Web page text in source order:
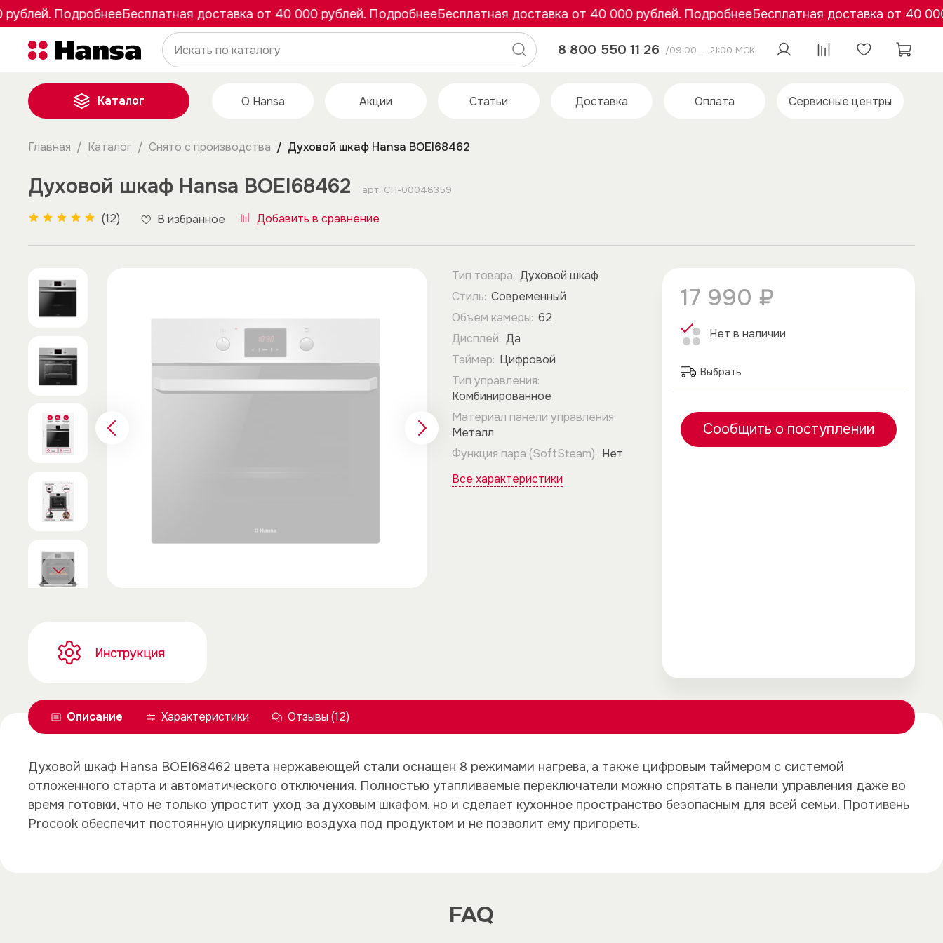
ПодробнееБесплатная доставка от 40 000 рублей. ПодробнееБесплатная доставка от 40 000 рублей. ПодробнееБесплатная доставка от 40 000
8 800 550 11 26 /09:00 — 21:00 МСК
Каталог О Hansa Акции Статьи Доставка Оплата Сервисные центры
Главная Каталог Снято с производства Духовой шкаф Hansa BOEI68462
×
Духовой шкаф Hansa BOEI68462 арт. СП-00048359
(12) В избранное Добавить в сравнение
17 990 ₽
Нет в наличии
Выбрать
Сообщить о поступлении
Тип товара: Духовой шкаф
Стиль: Современный
Объем камеры: 62
Дисплей: Да
Таймер: Цифровой
Тип управления:
Комбинированное
Материал панели управления:
Металл
Функция пара (SoftSteam): Нет
Все характеристики
×
Описание Характеристики Отзывы (12)
Духовой шкаф Hansa BOEI68462 цвета нержавеющей стали оснащен 8 режимами нагрева, а также цифровым таймером с системой
отложенного старта и автоматического отключения. Полностью утапливаемые переключатели можно спрятать в панели управления даже во
время готовки, что не только упростит уход за духовым шкафом, но и сделает кухонное пространство безопасным для всей семьи. Противень
Procook обеспечит постоянную циркуляцию воздуха под продуктом и не позволит ему пригореть.
FAQ